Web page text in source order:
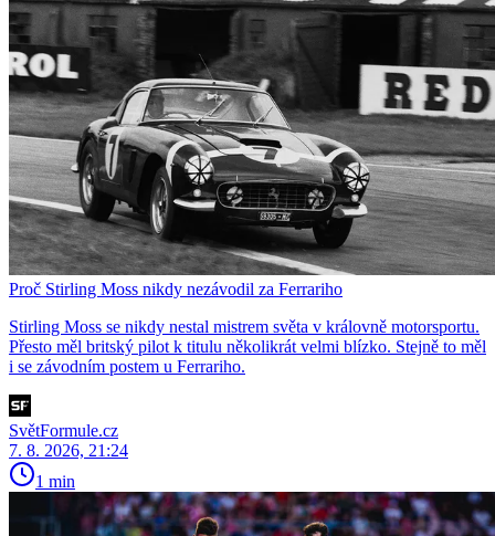
Proč Stirling Moss nikdy nezávodil za Ferrariho
Stirling Moss se nikdy nestal mistrem světa v královně motorsportu.
Přesto měl britský pilot k titulu několikrát velmi blízko. Stejně to měl
i se závodním postem u Ferrariho.
SvětFormule.cz
7. 8. 2026, 21:24
1 min